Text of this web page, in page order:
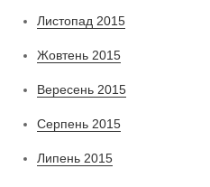
Листопад 2015
Жовтень 2015
Вересень 2015
Серпень 2015
Липень 2015